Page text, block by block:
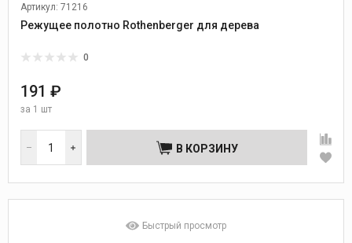
Артикул: 71216
Режущее полотно Rothenberger для дерева
0
191 ₽
за 1 шт
В КОРЗИНУ
Быстрый просмотр